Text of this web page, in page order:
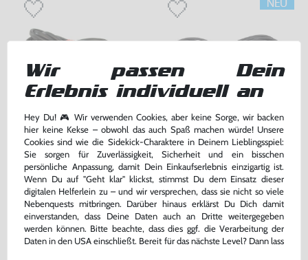
Kabel: Netzkabel / DE
Stromkabel
für Dreamcast / PS1 / PS2 / PS3 / PS4 / Saturn / Xbox / 3DO, gebraucht
nur2,99 €
Warenkorb
Kabel: Netzkabel / DE
Stromkabel
nur2,99 €
Warenkorb
Wir passen Dein
Erlebnis individuell an
Hey Du! 🎮 Wir verwenden Cookies, aber keine Sorge, wir backen
hier keine Kekse – obwohl das auch Spaß machen würde! Unsere
Cookies sind wie die Sidekick-Charaktere in Deinem Lieblingsspiel:
Sie sorgen für Zuverlässigkeit, Sicherheit und ein bisschen
persönliche Anpassung, damit Dein Einkaufserlebnis einzigartig ist.
Wenn Du auf "Geht klar" klickst, stimmst Du dem Einsatz dieser
digitalen Helferlein zu – und wir versprechen, dass sie nicht so viele
Nebenquests mitbringen. Darüber hinaus erklärst Du Dich damit
einverstanden, dass Deine Daten auch an Dritte weitergegeben
werden können. Bitte beachte, dass dies ggf. die Verarbeitung der
Daten in den USA einschließt. Bereit für das nächste Level? Dann lass